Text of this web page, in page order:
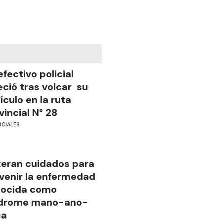
policial
tras volcar su
en la ruta
N° 28
cuidados para
la enfermedad
como
mano-ano-